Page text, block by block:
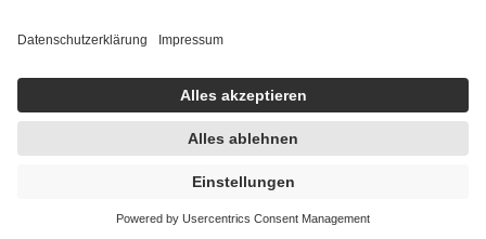
getroffen, um sicherzustellen, dass es sich um echte Bewertungen
https://help.etrusted.com/hc/de/articles/4419944605341
Einige Bilder und Inhalte wurden unter Zuhilfenahme künstlicher